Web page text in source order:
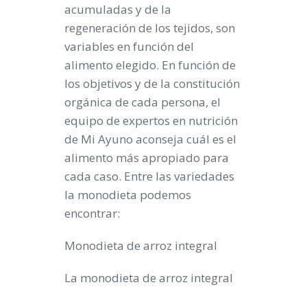
acumuladas y de la
regeneración de los tejidos, son
variables en función del
alimento elegido. En función de
los objetivos y de la constitución
orgánica de cada persona, el
equipo de expertos en nutrición
de Mi Ayuno aconseja cuál es el
alimento más apropiado para
cada caso. Entre las variedades
la monodieta podemos
encontrar:
Monodieta de arroz integral
La monodieta de arroz integral